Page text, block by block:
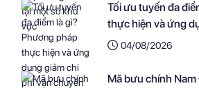
Tối ưu tuyến đa
thực hiện và ứng
chuyển cho doanh
04/08/2026
Mã bưu chính